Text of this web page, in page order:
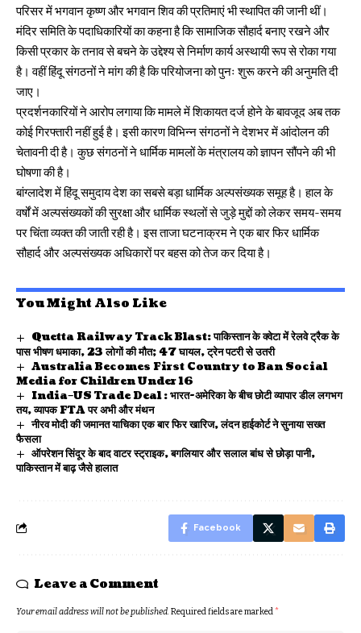
परिसर में भगवान कृष्ण और भगवान शिव की प्रतिमाएं भी स्थापित की जानी थीं।
मंदिर समिति के पदाधिकारियों का कहना है कि सामाजिक सौहार्द बनाए रखने और
किसी प्रकार के तनाव से बचने के उद्देश्य से निर्माण कार्य अस्थायी रूप से रोका गया
है। वहीं हिंदू संगठनों ने मांग की है कि परियोजना को पुनः शुरू करने की अनुमति दी
जाए।
प्रदर्शनकारियों ने आरोप लगाया कि मामले में शिकायत दर्ज होने के बावजूद अब तक
कोई गिरफ्तारी नहीं हुई है। इसी कारण विभिन्न संगठनों ने देशभर में आंदोलन की
चेतावनी दी है। कुछ संगठनों ने धार्मिक मामलों के मंत्रालय को ज्ञापन सौंपने की भी
घोषणा की है।
बांग्लादेश में हिंदू समुदाय देश का सबसे बड़ा धार्मिक अल्पसंख्यक समूह है। हाल के
वर्षों में अल्पसंख्यकों की सुरक्षा और धार्मिक स्थलों से जुड़े मुद्दों को लेकर समय-समय
पर चिंता व्यक्त की जाती रही है। इस ताजा घटनाक्रम ने एक बार फिर धार्मिक
सौहार्द और अल्पसंख्यक अधिकारों पर बहस को तेज कर दिया है।
You Might Also Like
Quetta Railway Track Blast: पाकिस्तान के क्वेटा में रेलवे ट्रैक के
पास भीषण धमाका, 23 लोगों की मौत; 47 घायल, ट्रेन पटरी से उतरी
Australia Becomes First Country to Ban Social
Media for Children Under 16
India–US Trade Deal : भारत-अमेरिका के बीच छोटी व्यापार डील लगभग
तय, व्यापक FTA पर अभी और मंथन
नीरव मोदी की जमानत याचिका एक बार फिर खारिज, लंदन हाईकोर्ट ने सुनाया सख्त
फैसला
ऑपरेशन सिंदूर के बाद वाटर स्ट्राइक, बगलियार और सलाल बांध से छोड़ा पानी,
पाकिस्तान में बाढ़ जैसे हालात
Facebook
Leave a Comment
Your email address will not be published.Required fields are marked*